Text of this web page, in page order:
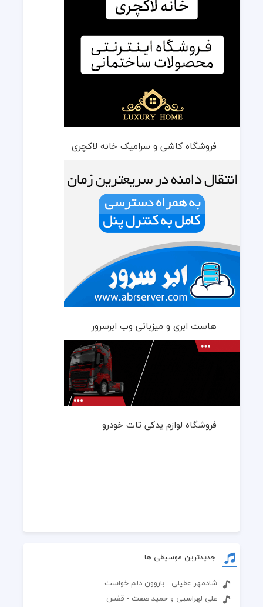
فروشگاه کاشی و سرامیک خانه لاکچری
هاست ابری و میزبانی وب ابرسرور
فروشگاه لوازم یدکی تات خودرو
جدیدترین موسیقی ها
شادمهر عقیلی - باروون دلم خواست
علی لهراسبی و حمید صفت - قفس